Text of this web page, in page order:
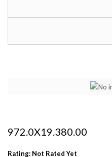
972.0X19.380.00
Rating: Not Rated Yet